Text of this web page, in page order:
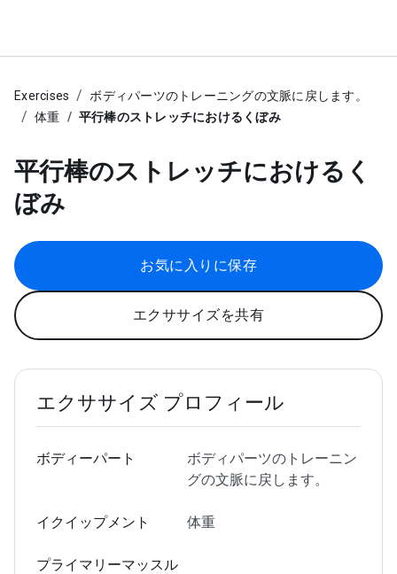
Exercises
ボディパーツのトレーニングの文脈に戻します。
体重
平行棒のストレッチにおけるくぼみ
平行棒のストレッチにおけるく
ぼみ
お気に入りに保存
エクササイズを共有
エクササイズ プロフィール
ボディーパート
ボディパーツのトレーニン
グの文脈に戻します。
イクイップメント 体重
プライマリーマッスル